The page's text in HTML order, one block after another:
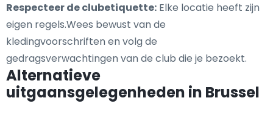
Respecteer de clubetiquette: Elke locatie heeft zijn
eigen regels.Wees bewust van de
kledingvoorschriften en volg de
gedragsverwachtingen van de club die je bezoekt.
Alternatieve
uitgaansgelegenheden in Brussel